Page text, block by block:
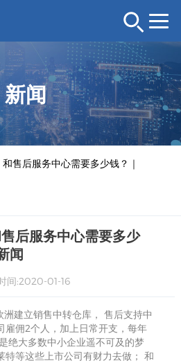
新闻
售后服务中心需要多少钱？｜
后服务中心需要多少
闻
间:2020-01-16
建立销售中转仓库， 售后支持中
雇佣2个人，加上日常开支，每年
绝大多数中小企业遥不可及的梦
特等这些上市公司有财力去做； 和